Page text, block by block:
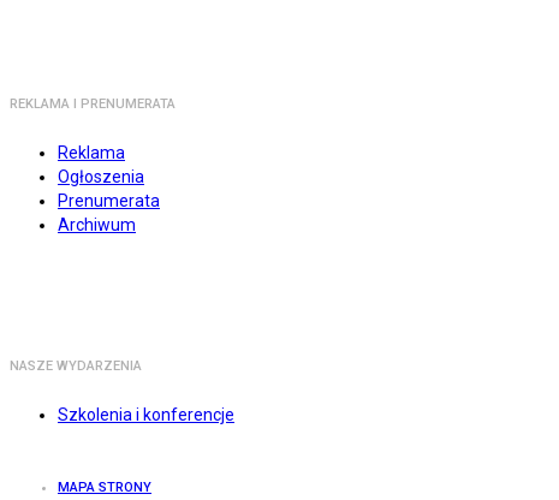
REKLAMA I PRENUMERATA
Reklama
Ogłoszenia
Prenumerata
Archiwum
NASZE WYDARZENIA
Szkolenia i konferencje
MAPA STRONY